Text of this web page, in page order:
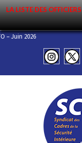
LA LISTE DES
L’ESSENTIEL DE L’INFO –